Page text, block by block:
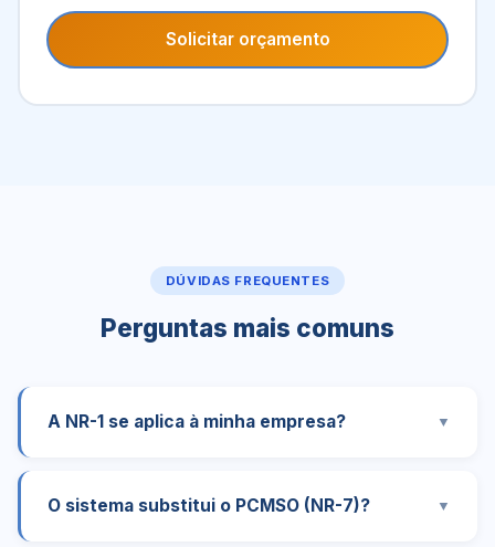
Solicitar orçamento
DÚVIDAS FREQUENTES
Perguntas mais comuns
A NR-1 se aplica à minha empresa? ▼
O sistema substitui o PCMSO (NR-7)? ▼